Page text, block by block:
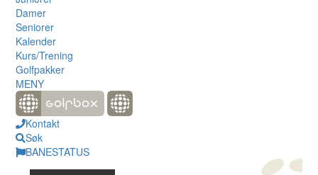
Damer
Seniorer
Kalender
Kurs/Trening
Golfpakker
MENY
Kontakt
Søk
BANESTATUS